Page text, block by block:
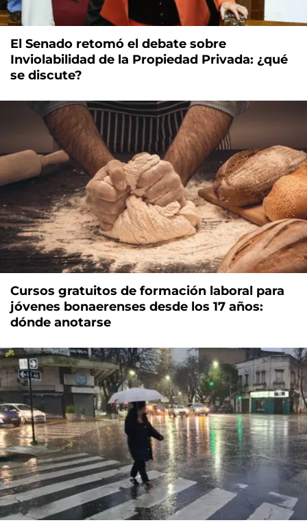
El Senado retomó el debate sobre
Inviolabilidad de la Propiedad Privada: ¿qué
se discute?
Cursos gratuitos de formación laboral para
jóvenes bonaerenses desde los 17 años:
dónde anotarse